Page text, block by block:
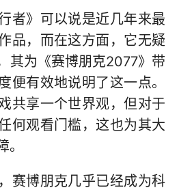
者》可以说是近几年来最
品，而在这方面，它无疑
其为《赛博朋克2077》带
便有效地说明了这一点。
共享一个世界观，但对于
何观看门槛，这也为其大
赛博朋克几乎已经成为科